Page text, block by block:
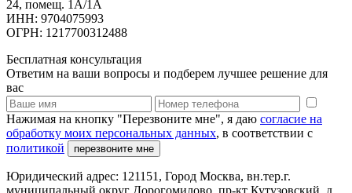
24, помещ. 1А/1А
ИНН: 9704075993
ОГРН: 1217700312488
Бесплатная консультация
Ответим на ваши вопросы и подберем лучшее решение для
вас
Нажимая на кнопку "Перезвоните мне", я даю согласие на
обработку моих персональных данных, в соответствии с
политикой
перезвоните мне
Юридический адрес: 121151, Город Москва, вн.тер.г.
муниципальный округ Дорогомилово, пр-кт Кутузовский, д.